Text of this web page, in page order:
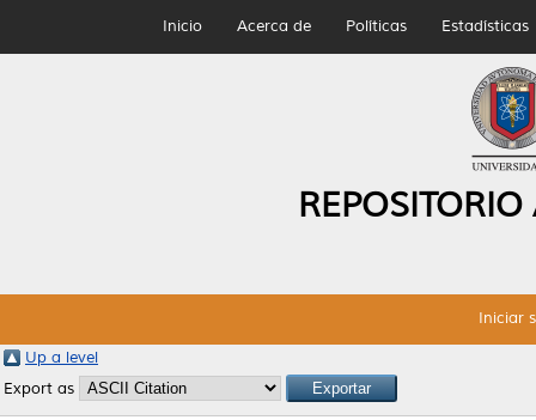
Inicio Acerca de Políticas Estadísticas
Iniciar
Up a level
Export as